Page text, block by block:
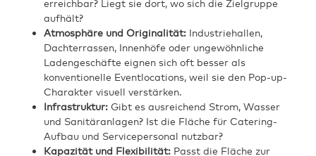
erreichbar? Liegt sie dort, wo sich die Zielgruppe
aufhält?
Atmosphäre und Originalität: Industriehallen,
Dachterrassen, Innenhöfe oder ungewöhnliche
Ladengeschäfte eignen sich oft besser als
konventionelle Eventlocations, weil sie den Pop-up-
Charakter visuell verstärken.
Infrastruktur: Gibt es ausreichend Strom, Wasser
und Sanitäranlagen? Ist die Fläche für Catering-
Aufbau und Servicepersonal nutzbar?
Kapazität und Flexibilität: Passt die Fläche zur